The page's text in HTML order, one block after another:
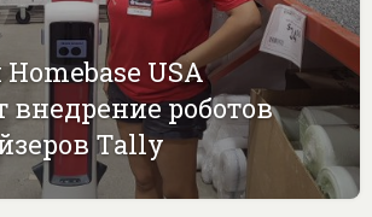
USA
внедрение роботов
Tally